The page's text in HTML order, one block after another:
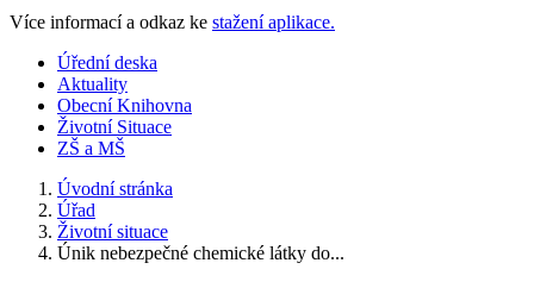
Více informací a odkaz ke stažení aplikace.
Úřední deska
Aktuality
Obecní Knihovna
Životní Situace
ZŠ a MŠ
Úvodní stránka
Úřad
Životní situace
Únik nebezpečné chemické látky do...